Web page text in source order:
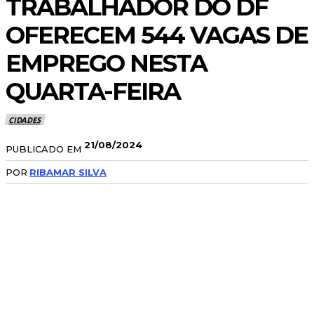
TRABALHADOR DO DF
OFERECEM 544 VAGAS DE
EMPREGO NESTA
QUARTA-FEIRA
CIDADES
PUBLICADO EM 21/08/2024
POR RIBAMAR SILVA